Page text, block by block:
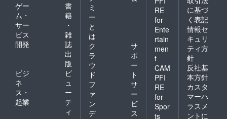
ゲー
ム・
サー
ビス
開発
書
籍
・
雑
誌
出
版
ビジ
ネ
ス・
起業
ビ
ュ
ー
テ
ィ
ミ
ー
と
は
ク
ラ
ウ
ド
フ
ァ
ン
デ
サ
ポ
ー
ト
サ
ー
ビ
ス
RE
for
Ente
rtain
men
t
CAM
PFI
RE
for
Spor
ts
に基づ
く表記
情報セ
キュリ
ティ方
針
反社基
本方針
カスタ
マーハ
ラスメ
ントに